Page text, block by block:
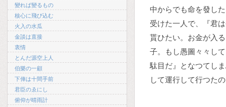
變れば變るもの
核心に飛び込む
火入の水瓜
金談は直接
衷情
とんだ源空上人
伯樂の一顧
下俥は十間手前
君臣のゑにし
俯仰が晴雨計
中からでも命を發し
受けた一人で、『君
貰ひたい。お金が入
子。もし愚圖々々し
駄目だ』となつてし
して運行して行つた